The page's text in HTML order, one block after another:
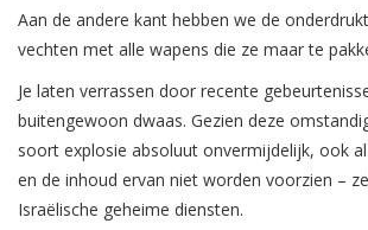
Aan de andere kant hebben we de
vechten met alle wapens die ze maar te
Je laten verrassen door recente
buitengewoon dwaas. Gezien deze
soort explosie absoluut onvermijdelijk, ook
en de inhoud ervan niet worden voorzien –
Israëlische geheime diensten.